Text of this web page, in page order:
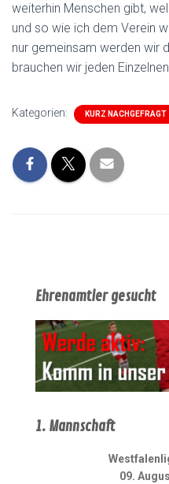
weiterhin Menschen gibt,
und so wie ich dem Verein
nur gemeinsam werden wir
brauchen wir jeden
Kategorien: KURZ NACHGEFRAGT
Ehrenamtler gesucht
1. Mannschaft
09.